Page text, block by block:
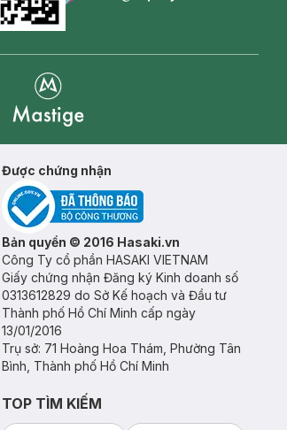
Được chứng nhận
Bản quyền © 2016 Hasaki.vn
Công Ty cổ phần HASAKI VIETNAM
Giấy chứng nhận Đăng ký Kinh doanh số
0313612829 do Sở Kế hoạch và Đầu tư
Thành phố Hồ Chí Minh cấp ngày
13/01/2016
Trụ sở: 71 Hoàng Hoa Thám, Phường Tân
Bình, Thành phố Hồ Chí Minh
TOP TÌM KIẾM